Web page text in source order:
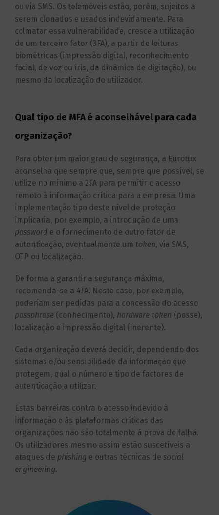
ou via SMS. Os telemóveis estão, porém, sujeitos a
serem clonados e usados indevidamente. Para
colmatar essa vulnerabilidade, cresce a utilização
de um terceiro fator (3FA), a partir de leituras
biométricas (impressão digital, reconhecimento
facial, de voz ou íris, da dinâmica de digitação), ou
mesmo da localização do utilizador.
Qual tipo de MFA é aconselhável para cada
organização?
Para obter um maior grau de segurança, a Eurotux
aconselha que sempre que, sempre que possível, se
utilize no mínimo a 2FA para permitir o acesso
remoto à informação crítica para a empresa. Uma
implementação tipo deste nível de proteção
implicaria, por exemplo, a introdução de uma
password e o fornecimento de outro fator de
autenticação, eventualmente um token, via SMS,
OTP ou localização.
De forma a garantir a segurança máxima,
recomenda-se a 4FA. Neste caso, por exemplo,
poderiam ser pedidas para a concessão do acesso
passphrase (conhecimento), hardware token (posse),
localização e impressão digital (inerente).
Cada organização deverá decidir, dependendo dos
sistemas e/ou sensibilidade da informação que
protegem, qual o número e tipo de factores de
autenticação a utilizar.
Estas barreiras contra o acesso indevido à
informação e às plataformas críticas das
organizações não são totalmente à prova de falha.
Os utilizadores mesmo assim estão suscetíveis a
ataques de phishing e outras técnicas de social
engineering.